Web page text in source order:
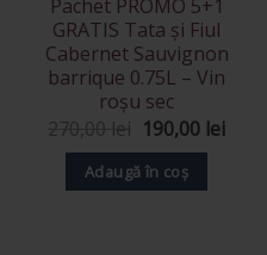
Pachet PROMO 5+1
GRATIS Tata și Fiul
Cabernet Sauvignon
barrique 0.75L – Vin
roșu sec
270,00 lei Prețul
inițial
a
fost:
190,00 leiPrețul
Adaugă în coș